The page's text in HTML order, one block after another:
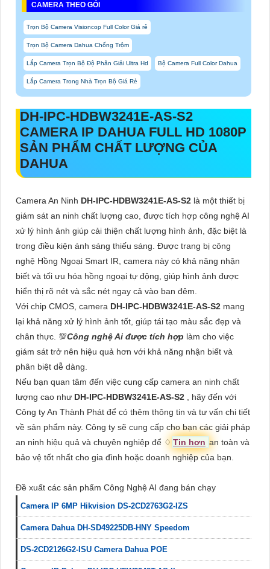
CAMERA THEO GÓI
Trọn Bộ Camera Visioncop Full Color Giá rẻ
Trọn Bộ Camera Dahua Chống Trộm
Lắp Camera Trọn Bộ Độ Phân Giải Ultra Hd Bộ Camera Full Color Dahua
Lắp Camera Trong Nhà Trọn Bộ Giá Rẻ
DH-IPC-HDBW3241E-AS-S2
CAMERA IP DAHUA FULL HD 1080P
SẢN PHẨM CHẤT LƯỢNG CỦA
DAHUA
Camera An Ninh DH-IPC-HDBW3241E-AS-S2 là một thiết bị
giám sát an ninh chất lượng cao, được tích hợp công nghệ AI
xử lý hình ảnh giúp cải thiện chất lượng hình ảnh, đặc biệt là
trong điều kiện ánh sáng thiếu sáng. Được trang bị công
nghệ Hồng Ngoại Smart IR, camera này có khả năng nhận
biết và tối ưu hóa hồng ngoại tự động, giúp hình ảnh được
hiển thị rõ nét và sắc nét ngay cả vào ban đêm.
Với chip CMOS, camera DH-IPC-HDBW3241E-AS-S2 mang
lại khả năng xử lý hình ảnh tốt, giúp tái tạo màu sắc đẹp và
chân thực. 💯Công nghệ Ai được tích hợp làm cho việc
giám sát trở nên hiệu quả hơn với khả năng nhận biết và
phân biệt dễ dàng.
Nếu bạn quan tâm đến việc cung cấp camera an ninh chất
lượng cao như DH-IPC-HDBW3241E-AS-S2
, hãy đến với
Công ty An Thành Phát để có thêm thông tin và tư vấn chi tiết
về sản phẩm này. Công ty sẽ cung cấp cho bạn các giải pháp
an ninh hiệu quả và chuyên nghiệp để ♢ Tin hơn an toàn và
bảo vệ tốt nhất cho gia đình hoặc doanh nghiệp của bạn.
Đề xuất các sản phẩm Công Nghệ AI đang bán chạy
Camera IP 6MP Hikvision DS-2CD2763G2-IZS
Camera Dahua DH-SD49225DB-HNY Speedom
DS-2CD2126G2-ISU Camera Dahua POE